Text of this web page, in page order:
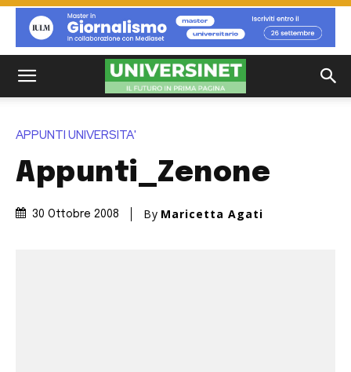
APPUNTI UNIVERSITA'
Appunti_Zenone
30 Ottobre 2008 By Maricetta Agati